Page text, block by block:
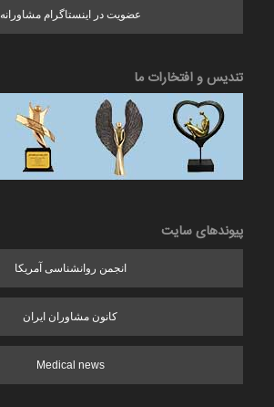
عضویت در اینستاگرام مشاورانه
تندیس و افتخارات ما
پیوندهای سایت
انجمن روانشناسی آمریکا
کانون مشاوران ایران
Medical news